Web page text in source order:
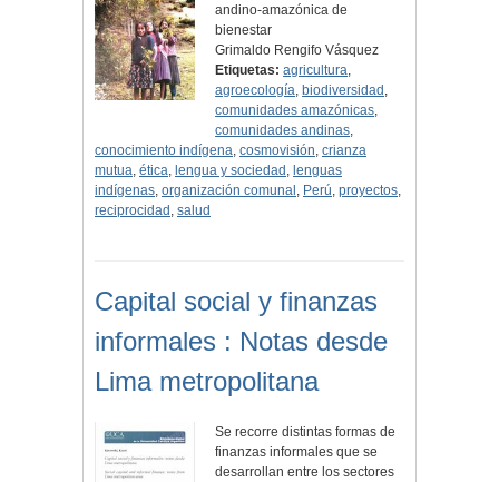
andino-amazónica de
bienestar
Grimaldo Rengifo Vásquez
Etiquetas: agricultura,
agroecología, biodiversidad ,
comunidades amazónicas,
comunidades andinas,
conocimiento indígena, cosmovisión, crianza
mutua, ética, lengua y sociedad , lenguas
indígenas, organización comunal , Perú, proyectos,
reciprocidad , salud
Capital social y finanzas
informales : Notas desde
Lima metropolitana
Se recorre distintas formas de
finanzas informales que se
desarrollan entre los sectores